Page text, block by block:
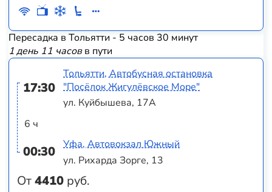
Пересадка в Тольятти - 5 часов 30 минут
1 день 11 часовв пути
17:30
6 ч
00:30
От4410 руб.
Тольятти, Автобусная остановка
"Посёлок Жигулёвское Море"
ул. Куйбышева, 17А
Уфа, Автовокзал Южный
ул. Рихарда Зорге, 13